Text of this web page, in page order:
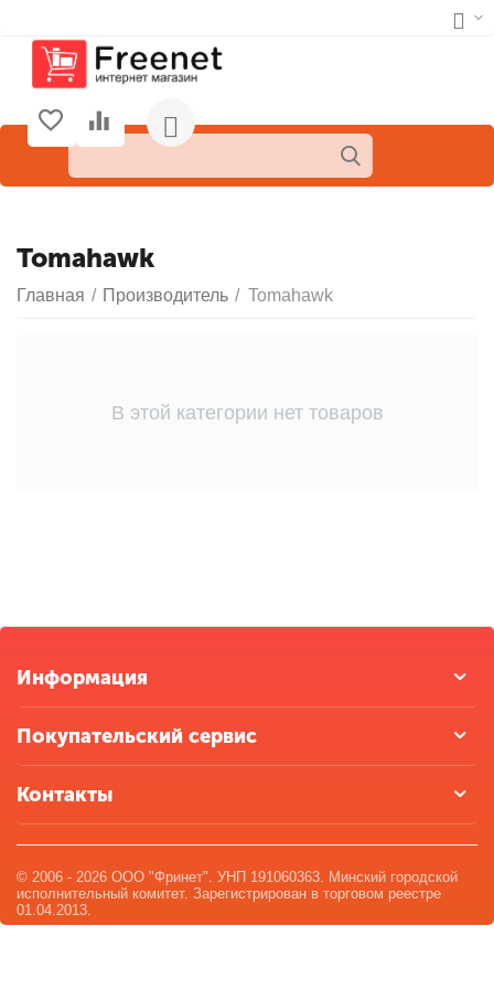
Tomahawk
Главная / Производитель / Tomahawk
В этой категории нет товаров
Информация
Покупательский сервис
Контакты
© 2006 - 2026 ООО "Фринет". УНП 191060363. Минский городской
исполнительный комитет. Зарегистрирован в торговом реестре
01.04.2013.